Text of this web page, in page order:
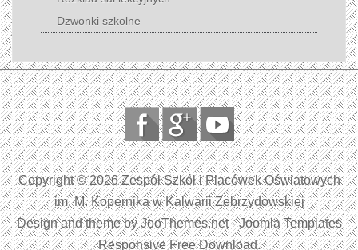
Dzwonki szkolne
Copyright © 2026 Zespół Szkół i Placówek Oświatowych
im. M. Kopernika w Kalwarii Zebrzydowskiej
Design and theme by JooThemes.net -Joomla Templates
Responsive Free Download.